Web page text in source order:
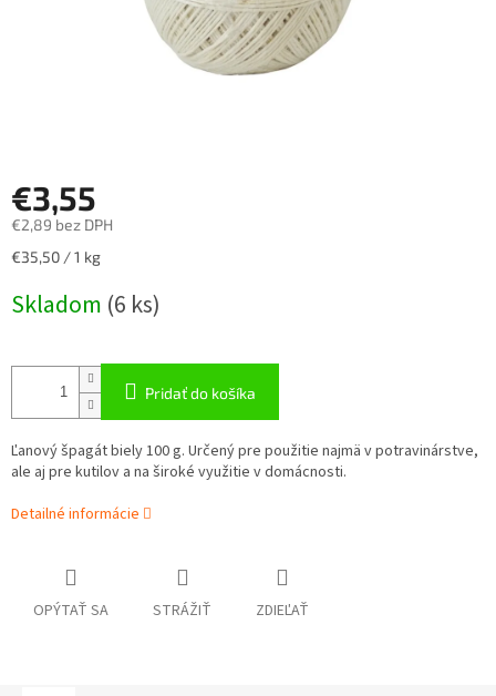
€3,55
€2,89 bez DPH
Jednotková
€35,50 / 1 kg
Skladom (6 ks)
Pridať do košíka
Ľanový špagát biely 100 g. Určený pre použitie najmä v potravinárstve,
ale aj pre kutilov a na široké využitie v domácnosti.
Detailné informácie
OPÝTAŤ SA STRÁŽIŤ ZDIEĽAŤ